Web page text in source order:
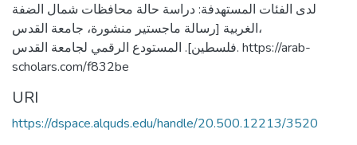
لدى الفئات المستهدفة: دراسة حالة محافظات شمال الضفة
الغربية [رسالة ماجستير منشورة، جامعة القدس،
فلسطين]. المستودع الرقمي لجامعة القدس. https://arab-
scholars.com/f832be
URI
https://dspace.alquds.edu/handle/20.500.12213/3520